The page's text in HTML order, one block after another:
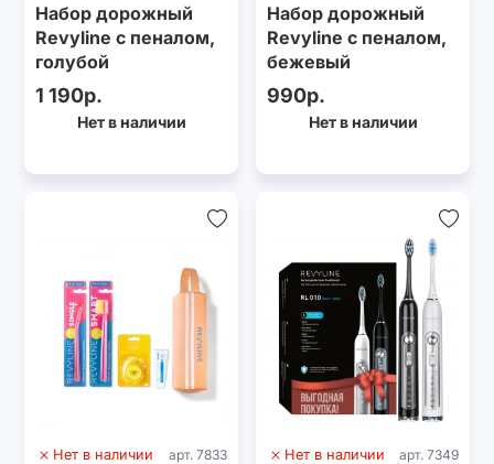
Набор дорожный
Revyline с пеналом,
голубой
1 190р.
Нет в наличии
Набор дорожный
Revyline с пеналом,
бежевый
990р.
Нет в наличии
Нет в наличии арт. 7833 Нет в наличии арт. 7349